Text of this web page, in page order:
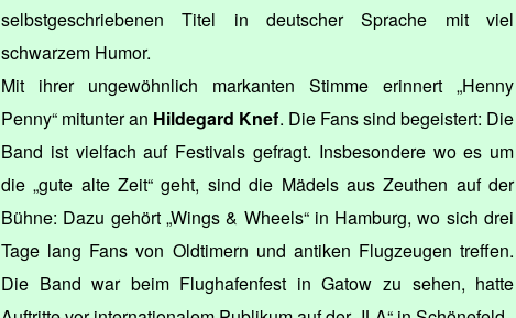
selbstgeschriebenen Titel in deutscher Sprache mit viel
schwarzem Humor.
Mit ihrer ungewöhnlich markanten Stimme erinnert „Henny
Penny“ mitunter an Hildegard Knef. Die Fans sind begeistert: Die
Band ist vielfach auf Festivals gefragt. Insbesondere wo es um
die „gute alte Zeit“ geht, sind die Mädels aus Zeuthen auf der
Bühne: Dazu gehört „Wings & Wheels“ in Hamburg, wo sich drei
Tage lang Fans von Oldtimern und antiken Flugzeugen treffen.
Die Band war beim Flughafenfest in Gatow zu sehen, hatte